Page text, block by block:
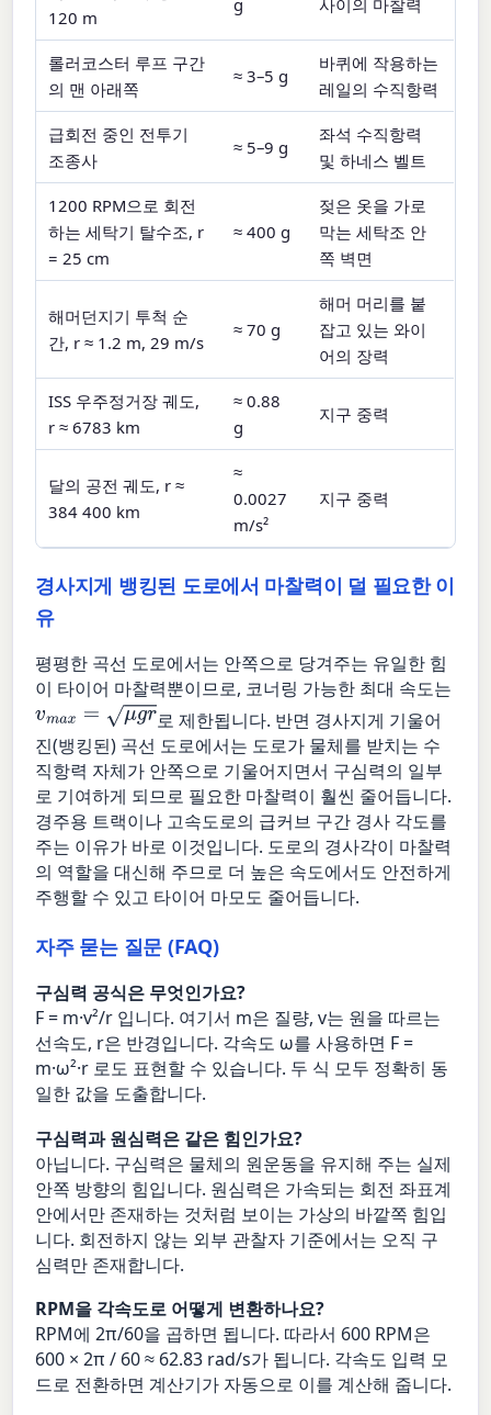
120 m
롤러코스터 루프 구간
의 맨 아래쪽
≈ 3–5 g
바퀴에 작용하는
레일의 수직항력
급회전 중인 전투기
조종사
≈ 5–9 g
좌석 수직항력
및 하네스 벨트
1200 RPM으로 회전
하는 세탁기 탈수조, r
= 25 cm
≈ 400 g
젖은 옷을 가로
막는 세탁조 안
쪽 벽면
해머던지기 투척 순
간, r ≈ 1.2 m, 29 m/s
≈ 70 g
해머 머리를 붙
잡고 있는 와이
어의 장력
ISS 우주정거장 궤도,
r ≈ 6783 km
≈ 0.88
g
지구 중력
달의 공전 궤도, r ≈
384 400 km
≈
0.0027
m/s²
지구 중력
경사지게 뱅킹된 도로에서 마찰력이 덜 필요한 이
유
평평한 곡선 도로에서는 안쪽으로 당겨주는 유일한 힘
이 타이어 마찰력뿐이므로, 코너링 가능한 최대 속도는
vmax =μ gr
로 제한됩니다. 반면 경사지게 기울어
진(뱅킹된) 곡선 도로에서는 도로가 물체를 받치는 수
직항력 자체가 안쪽으로 기울어지면서 구심력의 일부
로 기여하게 되므로 필요한 마찰력이 훨씬 줄어듭니다.
경주용 트랙이나 고속도로의 급커브 구간 경사 각도를
주는 이유가 바로 이것입니다. 도로의 경사각이 마찰력
의 역할을 대신해 주므로 더 높은 속도에서도 안전하게
주행할 수 있고 타이어 마모도 줄어듭니다.
자주 묻는 질문 (FAQ)
구심력 공식은 무엇인가요?
F = m·v²/r 입니다. 여기서 m은 질량, v는 원을 따르는
선속도, r은 반경입니다. 각속도 ω를 사용하면 F =
m·ω²·r 로도 표현할 수 있습니다. 두 식 모두 정확히 동
일한 값을 도출합니다.
구심력과 원심력은 같은 힘인가요?
아닙니다. 구심력은 물체의 원운동을 유지해 주는 실제
안쪽 방향의 힘입니다. 원심력은 가속되는 회전 좌표계
안에서만 존재하는 것처럼 보이는 가상의 바깥쪽 힘입
니다. 회전하지 않는 외부 관찰자 기준에서는 오직 구
심력만 존재합니다.
RPM을 각속도로 어떻게 변환하나요?
RPM에 2π/60을 곱하면 됩니다. 따라서 600 RPM은
600 × 2π / 60 ≈ 62.83 rad/s가 됩니다. 각속도 입력 모
드로 전환하면 계산기가 자동으로 이를 계산해 줍니다.